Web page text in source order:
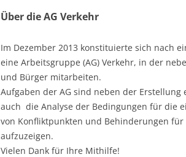
Über die AG Verkehr
Im Dezember 2013 konstituierte sich nach
eine Arbeitsgruppe (AG) Verkehr, in der
und Bürger mitarbeiten.
Aufgaben der AG sind neben der
auch die Analyse der Bedingungen für die
von Konfliktpunkten und Behinderungen
aufzuzeigen.
Vielen Dank für Ihre Mithilfe!